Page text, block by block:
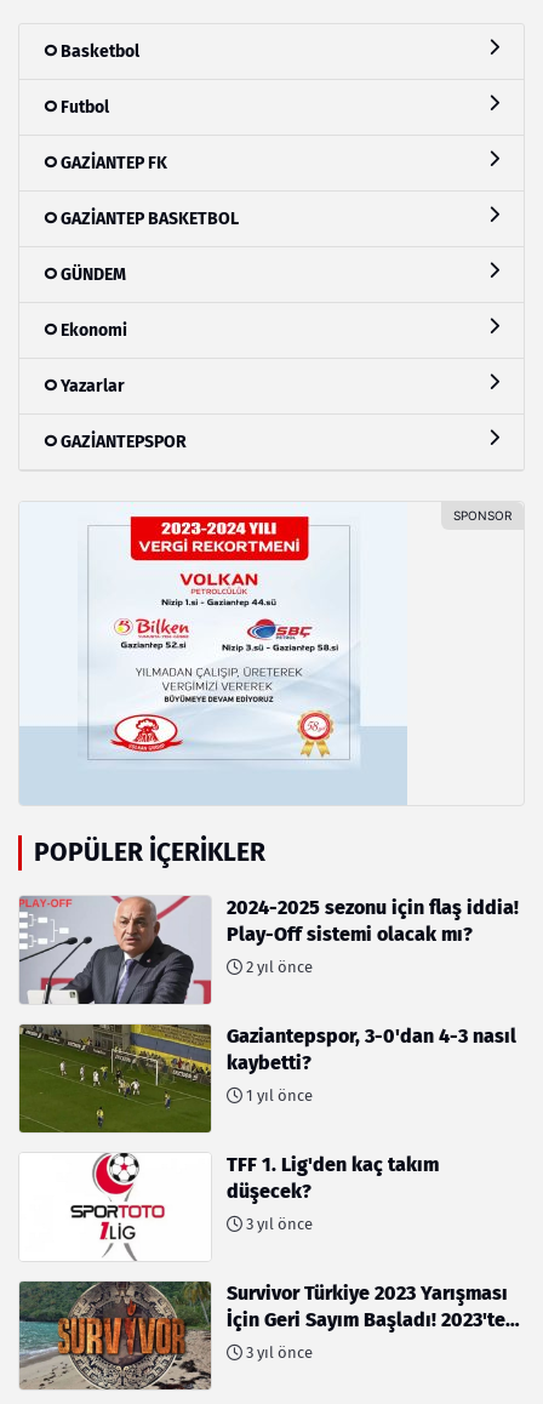
Basketbol
Futbol
GAZİANTEP FK
GAZİANTEP BASKETBOL
GÜNDEM
Ekonomi
Yazarlar
GAZİANTEPSPOR
POPÜLER İÇERIKLER
2024-2025 sezonu için flaş iddia!
Play-Off sistemi olacak mı?
2 yıl önce
Gaziantepspor, 3-0'dan 4-3 nasıl
kaybetti?
1 yıl önce
TFF 1. Lig'den kaç takım
düşecek?
3 yıl önce
Survivor Türkiye 2023 Yarışması
İçin Geri Sayım Başladı! 2023'te
kimler var?
3 yıl önce